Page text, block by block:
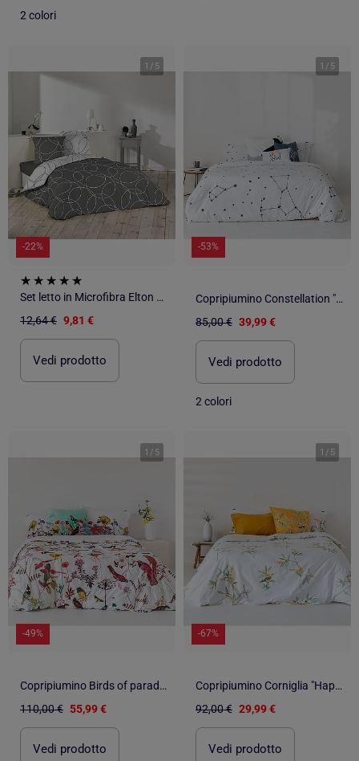
2 colori
1 / 5
-22%
Set letto in Microfibra Elton Douceur d'Intérieur
12,64 € 9,81 €
Vedi prodotto
1 / 5
-53%
Copripiumino Constellation "Happyfriday
85,00 € 39,99 €
Vedi prodotto
2 colori
1 / 5
-49%
Copripiumino Birds of paradise "Happyfriday
110,00 € 55,99 €
Vedi prodotto
1 / 5
-67%
Copripiumino Corniglia "Happyfriday
92,00 € 29,99 €
Vedi prodotto